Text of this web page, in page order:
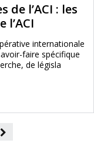
de l’ACI : les
internationale
faire spécifique
de législa